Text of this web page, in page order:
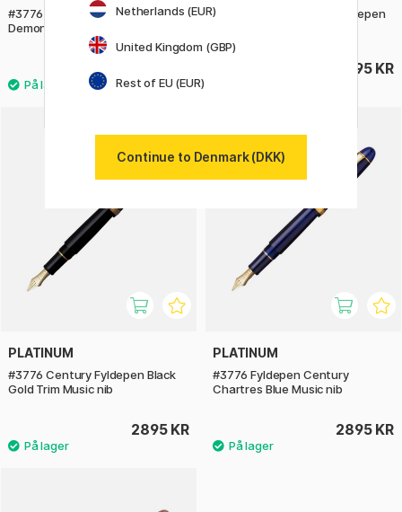
#3776 Century 2.0 Fyldepen
Demonstrator
#3776 Century Travia Fyldepen
3895 KR
PLATINUM
#3776 Century Fyldepen Black
Gold Trim Music nib
2895 KR
PLATINUM
#3776 Fyldepen Century
Chartres Blue Music nib
2895 KR
Netherlands (EUR)
United Kingdom (GBP)
Rest of EU (EUR)
Continue to Denmark (DKK)